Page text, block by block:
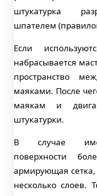
штукатурка
шпателем
Если
набрасывается
пространство
маяками. После
маякам и
штукатурки.
В случае
поверхности
армирующая сетка,
несколько слоев.